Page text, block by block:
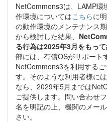
NetCommons3は、LAMP環
作環境についてはこちらに
の動作環境のメンテナンス
から検討した結果、
る行為は2025年3月をもっ
部には、有償OSがサポート
NetCommons3を利用する
す。そのような利用者様に
なら、2029年5月までは
ご提供します。問い合わせ
名を明記の上、機関のメー
さい。